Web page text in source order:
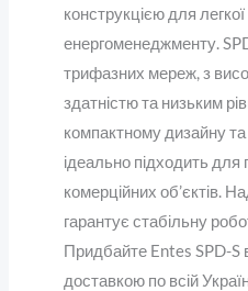
конструкцією для легкої
енергоменеджменту.
трифазних мереж, з
здатністю та низьким
компактному дизайну та
ідеально підходить для
комерційних об’єктів.
гарантує стабільну
Придбайте Entes SPD-S
доставкою по всій